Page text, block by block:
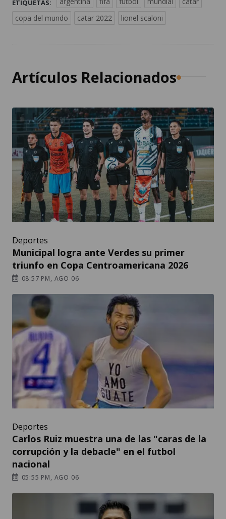
ETIQUETAS:
copa del mundo
catar 2022 lionel scaloni
Artículos Relacionados
Deportes
Municipal logra ante Verdes su primer
triunfo en Copa Centroamericana 2026
08:57 PM, AGO 06
Deportes
Carlos Ruiz muestra una de las "caras de la
corrupción y la debacle" en el futbol
nacional
05:55 PM, AGO 06